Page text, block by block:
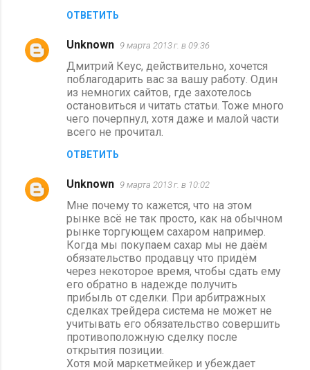
ОТВЕТИТЬ
Unknown 9 марта 2013 г. в 09:36
Дмитрий Кеус, действительно, хочется
поблагодарить вас за вашу работу. Один
из немногих сайтов, где захотелось
остановиться и читать статьи. Тоже много
чего почерпнул, хотя даже и малой части
всего не прочитал.
ОТВЕТИТЬ
Unknown 9 марта 2013 г. в 10:02
Мне почему то кажется, что на этом
рынке всё не так просто, как на обычном
рынке торгующем сахаром например.
Когда мы покупаем сахар мы не даём
обязательство продавцу что придём
через некоторое время, чтобы сдать ему
его обратно в надежде получить
прибыль от сделки. При арбитражных
сделках трейдера система не может не
учитывать его обязательство совершить
противоположную сделку после
открытия позиции.
Хотя мой маркетмейкер и убеждает